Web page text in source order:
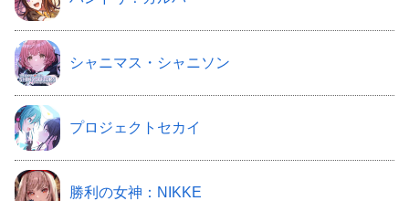
シャニマス・シャニソン
プロジェクトセカイ
勝利の女神：NIKKE